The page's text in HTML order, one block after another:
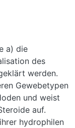
a) die
des
werden.
Gewebetypen
und weist
auf.
hydrophilen